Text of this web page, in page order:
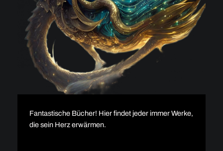
Fantastische Bücher! Hier findet jeder immer Werke,
die sein Herz erwärmen.